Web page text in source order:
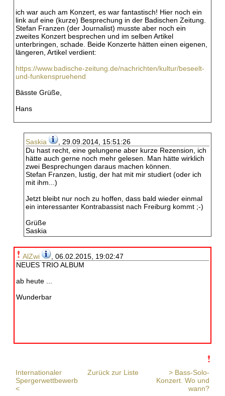
ich war auch am Konzert, es war fantastisch! Hier noch ein
link auf eine (kurze) Besprechung in der Badischen Zeitung.
Stefan Franzen (der Journalist) musste aber noch ein
zweites Konzert besprechen und im selben Artikel
unterbringen, schade. Beide Konzerte hätten einen eigenen,
längeren, Artikel verdient:
https://www.badische-zeitung.de/nachrichten/kultur/beseelt-
und-funkenspruehend
Bässte Grüße,
Hans
Saskia
, 29.09.2014, 15:51:26
Du hast recht, eine gelungene aber kurze Rezension, ich
hätte auch gerne noch mehr gelesen. Man hätte wirklich
zwei Besprechungen daraus machen können.
Stefan Franzen, lustig, der hat mit mir studiert (oder ich
mit ihm...)
Jetzt bleibt nur noch zu hoffen, dass bald wieder einmal
ein interessanter Kontrabassist nach Freiburg kommt ;-)
Grüße
Saskia
AlZwi
, 06.02.2015, 19:02:47
NEUES TRIO ALBUM
ab heute ...
Wunderbar
Internationaler
Spergerwettbewerb
<
Zurück zur Liste
> Bass-Solo-
Konzert. Wo und
wann?